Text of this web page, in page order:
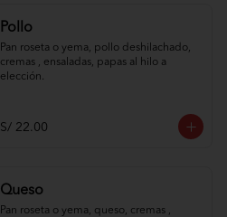
Pollo
Pan roseta o yema, pollo deshilachado,
cremas , ensaladas, papas al hilo a
elección.
S/ 22.00
Queso
Pan roseta o yema, queso, cremas ,